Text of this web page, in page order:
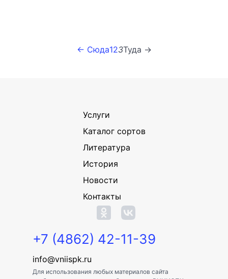
← Сюда123Туда →
Услуги
Каталог сортов
Литература
История
Новости
Контакты
+7 (4862) 42-11-39
info@vniispk.ru
Для использования любых материалов сайта